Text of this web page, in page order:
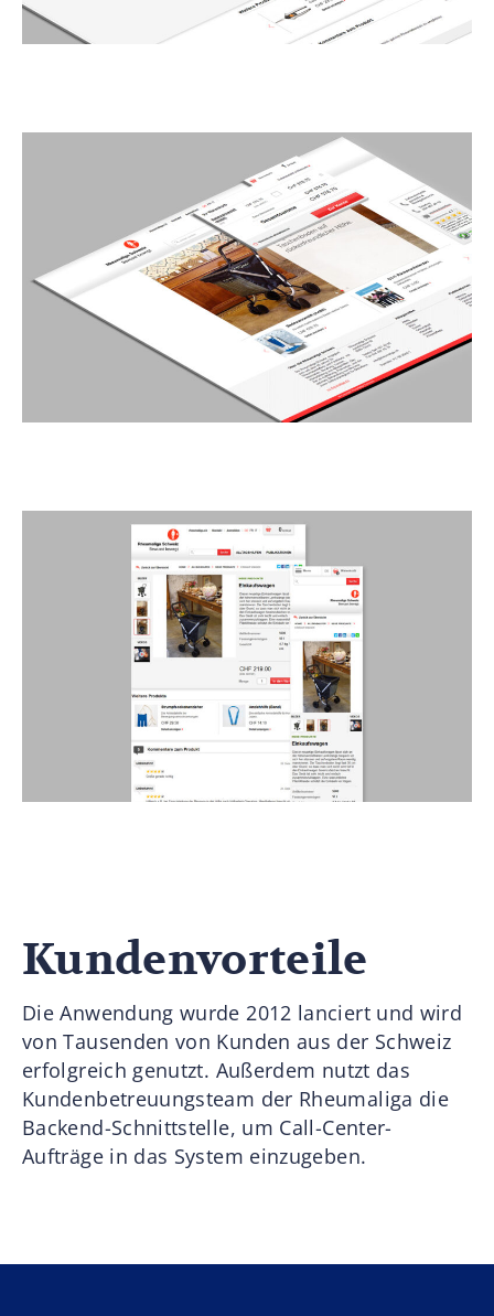
Kundenvorteile
Die Anwendung wurde 2012 lanciert und wird
von Tausenden von Kunden aus der Schweiz
erfolgreich genutzt. Außerdem nutzt das
Kundenbetreuungsteam der Rheumaliga die
Backend-Schnittstelle, um Call-Center-
Aufträge in das System einzugeben.